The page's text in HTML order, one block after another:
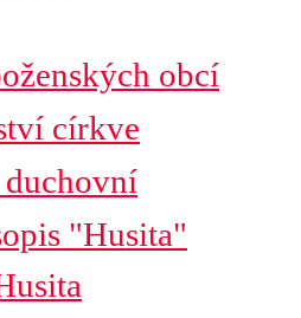
obcí
církve
"Husita"